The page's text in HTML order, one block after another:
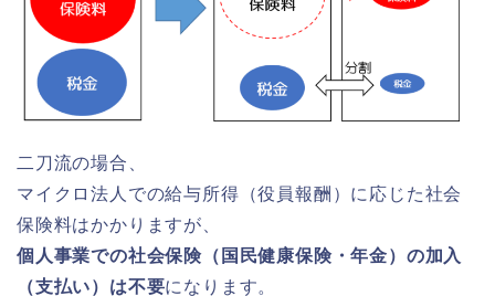
二刀流の場合、
マイクロ法人での給与所得（役員報酬）に応じた社会
保険料はかかりますが、
個人事業での社会保険（国民健康保険・年金）の加入
（支払い）は不要になります。